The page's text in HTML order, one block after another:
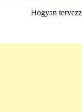
Hogyan